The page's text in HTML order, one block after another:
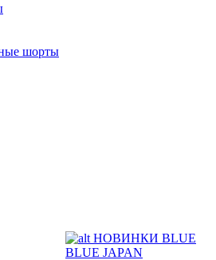
шорты
НОВИНКИ BLUE
BLUE JAPAN